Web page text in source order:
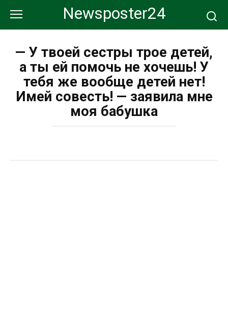
контенту
Newsposter24
— У твоей сестры трое детей,
а ты ей помочь не хочешь! У
тебя же вообще детей нет!
Имей совесть! — заявила мне
моя бабушка